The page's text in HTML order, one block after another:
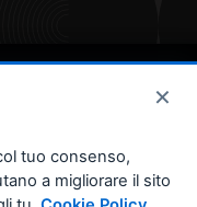
. All rights reserved
×
tuo consenso,
a migliorare il sito